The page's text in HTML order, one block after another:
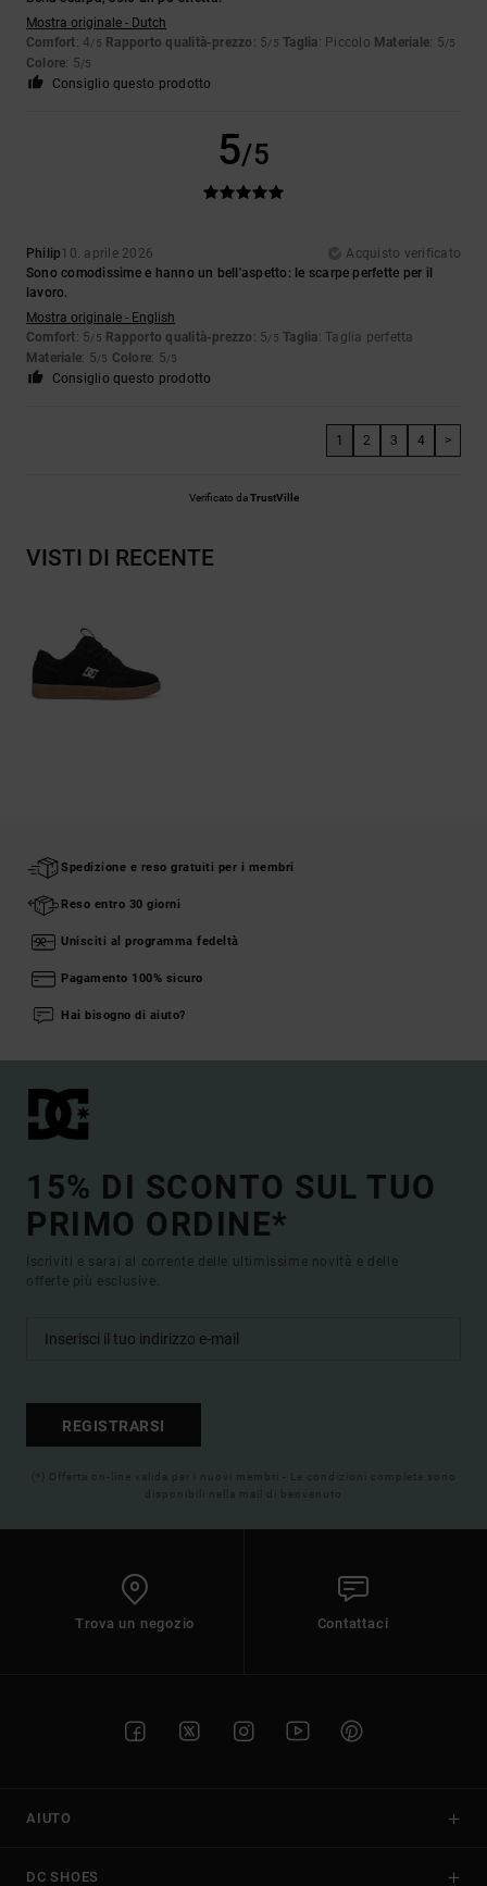
Mostra originale - Dutch
Comfort: 4/5 Rapporto qualità-prezzo : 5/5 Taglia: Piccolo Materiale: 5/5
Colore: 5/5
Consiglio questo prodotto
5/5
Philip10. aprile 2026
Acquisto verificato
Sono comodissime e hanno un bell'aspetto: le scarpe perfette per il
lavoro.
Mostra originale - English
Comfort: 5/5 Rapporto qualità-prezzo : 5/5 Taglia: Taglia perfetta
Materiale: 5/5 Colore: 5/5
Consiglio questo prodotto
1 2 3 4 >
Verificato daTrustVille
VISTI DI RECENTE
Spedizione e reso gratuiti per i membri
Reso entro 30 giorni
Unisciti al programma fedeltà
Pagamento 100% sicuro
Hai bisogno di aiuto?
15% DI SCONTO SUL TUO
PRIMO ORDINE*
Iscriviti e sarai al corrente delle ultimissime novità e delle
offerte più esclusive.
REGISTRARSI
(*) Offerta on-line valida per i nuovi membri - Le condizioni complete sono
disponibili nella mail di benvenuto
Trova un negozio Contattaci
AIUTO
DC SHOES